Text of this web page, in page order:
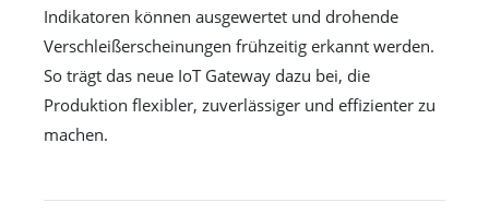
Indikatoren können ausgewertet und drohende
Verschleißerscheinungen frühzeitig erkannt werden.
So trägt das neue IoT Gateway dazu bei, die
Produktion flexibler, zuverlässiger und effizienter zu
machen.